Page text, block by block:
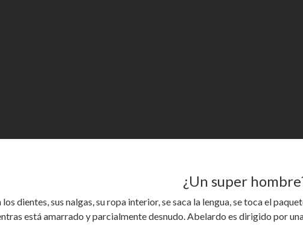
¿Un super
dientes, sus nalgas, su ropa interior, se saca la lengua, se toca el
está amarrado y parcialmente desnudo. Abelardo es dirigido por